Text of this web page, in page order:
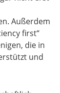
Außerdem
first“
die in
und